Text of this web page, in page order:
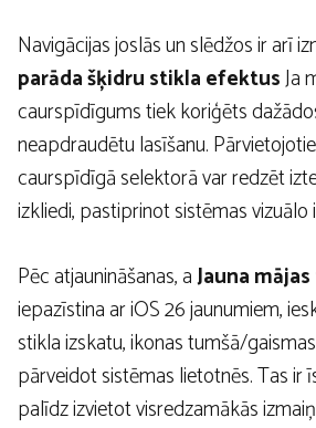
Navigācijas joslās un slēdžos ir arī
parāda šķidru stikla efektusJa
caurspīdīgums tiek koriģēts
neapdraudētu lasīšanu.
caurspīdīgā selektorā var redzēt
izkliedi, pastiprinot sistēmas vizuālo
Pēc atjaunināšanas, aJauna
iepazīstina ar iOS 26 jaunumiem,
stikla izskatu, ikonas tumšā/
pārveidot sistēmas lietotnēs. Tas ir
palīdz izvietot visredzamākās